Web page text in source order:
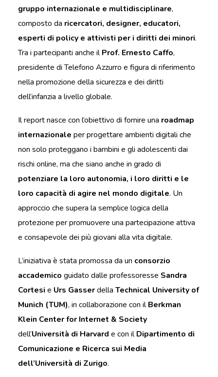
gruppo internazionale e multidisciplinare,
composto da ricercatori, designer, educatori,
esperti di policy e attivisti per i diritti dei minori.
Tra i partecipanti anche ilProf. Ernesto Caffo,
presidente di Telefono Azzurro e figura di riferimento
nella promozione della sicurezza e dei diritti
dell’infanzia a livello globale.
Il report nasce con l’obiettivo di fornire una roadmap
internazionale per progettare ambienti digitali che
non solo proteggano i bambini e gli adolescenti dai
rischi online, ma che siano anche in grado di
potenziare la loro autonomia, i loro diritti e le
loro capacità di agire nel mondo digitale. Un
approccio che supera la semplice logica della
protezione per promuovere una partecipazione attiva
e consapevole dei più giovani alla vita digitale.
L’iniziativa è stata promossa da un consorzio
accademico guidato dalle professoresse Sandra
Cortesi e Urs GasserdellaTechnical University of
Munich (TUM), in collaborazione con ilBerkman
Klein Center for Internet & Society
dell’Università di Harvard e con ilDipartimento di
Comunicazione e Ricerca sui Media
dell’Università di Zurigo.